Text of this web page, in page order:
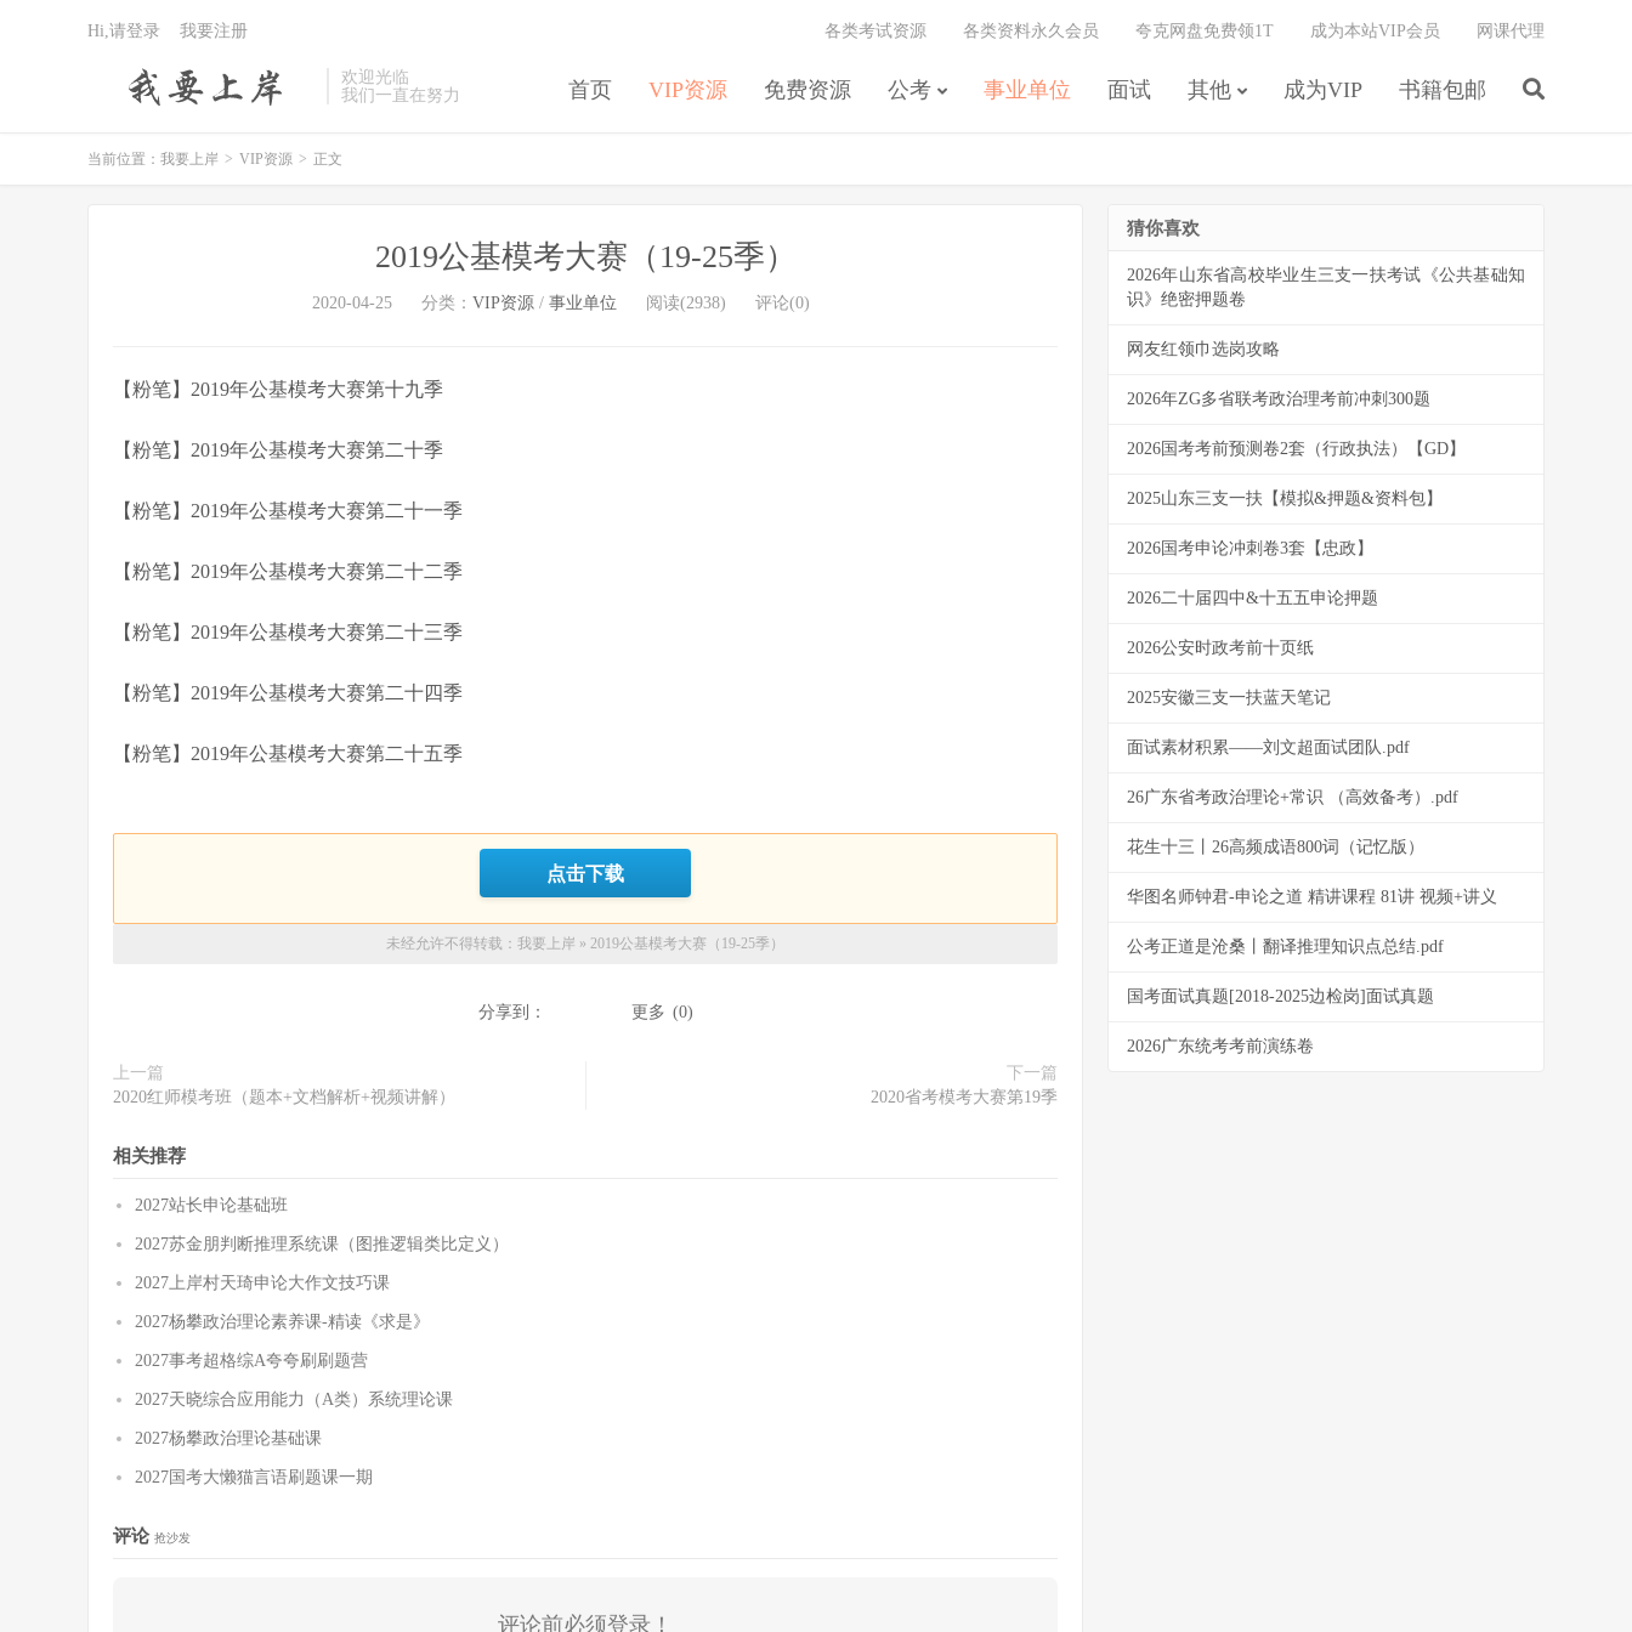
欢迎光临
我们一直在努力
首页 VIP资源 免费资源 公考 事业单位 面试 其他 成为VIP 书籍包邮
各类考试资源 各类资料永久会员 夸克网盘免费领1T 成为本站VIP会员 网课代理
Hi,请登录 我要注册
当前位置： 我要上岸 > VIP资源 > 正文
2019公基模考大赛（19-25季）
2020-04-25 分类： VIP资源 / 事业单位 阅读(2938) 评论(0)
【粉笔】2019年公基模考大赛第十九季
【粉笔】2019年公基模考大赛第二十季
【粉笔】2019年公基模考大赛第二十一季
【粉笔】2019年公基模考大赛第二十二季
【粉笔】2019年公基模考大赛第二十三季
【粉笔】2019年公基模考大赛第二十四季
【粉笔】2019年公基模考大赛第二十五季
点击下载
未经允许不得转载： 我要上岸 » 2019公基模考大赛（19-25季）
分享到： 更多 (0)
上一篇
2020红师模考班（题本+文档解析+视频讲解）
下一篇
2020省考模考大赛第19季
相关推荐
2027站长申论基础班
2027苏金朋判断推理系统课（图推逻辑类比定义）
2027上岸村天琦申论大作文技巧课
2027杨攀政治理论素养课-精读《求是》
2027事考超格综A夸夸刷刷题营
2027天晓综合应用能力（A类）系统理论课
2027杨攀政治理论基础课
2027国考大懒猫言语刷题课一期
评论 抢沙发
评论前必须登录！
猜你喜欢
2026年山东省高校毕业生三支一扶考试《公共基础知
识》绝密押题卷
网友红领巾选岗攻略
2026年ZG多省联考政治理考前冲刺300题
2026国考考前预测卷2套（行政执法）【GD】
2025山东三支一扶【模拟&押题&资料包】
2026国考申论冲刺卷3套【忠政】
2026二十届四中&十五五申论押题
2026公安时政考前十页纸
2025安徽三支一扶蓝天笔记
面试素材积累——刘文超面试团队.pdf
26广东省考政治理论+常识 （高效备考）.pdf
花生十三丨26高频成语800词（记忆版）
华图名师钟君-申论之道 精讲课程 81讲 视频+讲义
公考正道是沧桑丨翻译推理知识点总结.pdf
国考面试真题[2018-2025边检岗]面试真题
2026广东统考考前演练卷